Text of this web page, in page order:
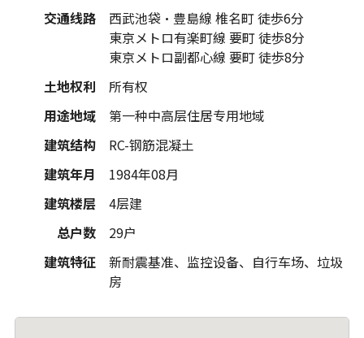
交通线路
西武池袋・豊島線 椎名町 徒歩6分
東京メトロ有楽町線 要町 徒歩8分
東京メトロ副都心線 要町 徒歩8分
土地权利
所有权
用途地域
第一种中高层住居专用地域
建筑结构
RC-钢筋混凝土
建筑年月
1984年08月
建筑楼层
4层建
总户数
29户
建筑特征
新耐震基准、监控设备、自行车场、垃圾
房